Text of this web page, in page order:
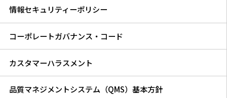
情報セキュリティーポリシー
コーポレートガバナンス・コード
カスタマーハラスメント
品質マネジメントシステム（QMS）基本方針